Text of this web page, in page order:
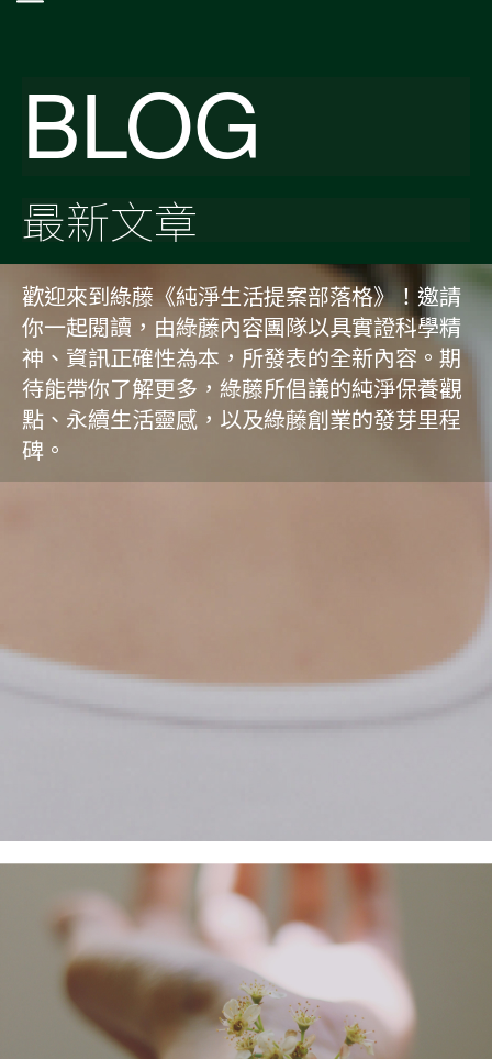
BLOG
最新文章
歡迎來到綠藤《純淨生活提案部落格》！邀請
你一起閱讀，由綠藤內容團隊以具實證科學精
神、資訊正確性為本，所發表的全新內容。期
待能帶你了解更多，綠藤所倡議的純淨保養觀
點、永續生活靈感，以及綠藤創業的發芽里程
碑。